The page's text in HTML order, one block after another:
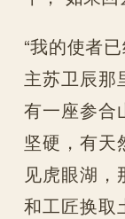
“我的使者
主苏卫辰那
有一座参合
坚硬，有天
见虎眼湖
和工匠换取